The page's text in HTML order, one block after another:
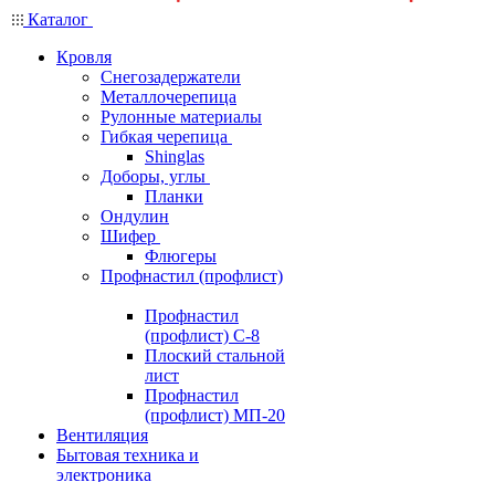
Каталог
Кровля
Снегозадержатели
Металлочерепица
Рулонные материалы
Гибкая черепица
Shinglas
Доборы, углы
Планки
Ондулин
Шифер
Флюгеры
Профнастил (профлист)
Профнастил
(профлист) С-8
Плоский стальной
лист
Профнастил
(профлист) МП-20
Вентиляция
Бытовая техника и
электроника